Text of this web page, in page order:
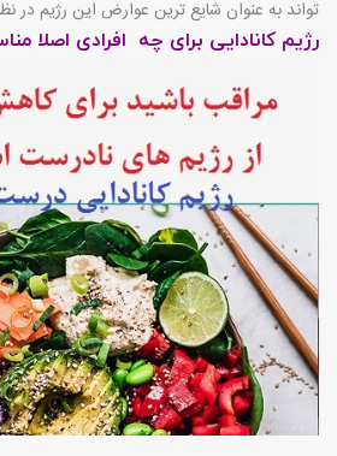
تواند به عنوان شایع ترین عوارض این رژیم در
رژیم کانادایی برای چه افرادی اصلا